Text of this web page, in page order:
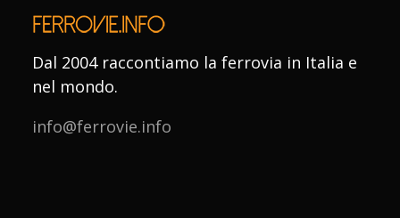
Dal 2004 raccontiamo la ferrovia in Italia e
nel mondo.
info@ferrovie.info